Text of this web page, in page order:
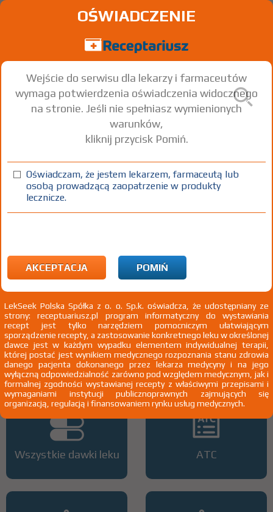
Ciclosporin
kaps. elastyczne 100 mg 50 szt. Doustnie
100%
R(1) 75+(2) DZ(3)
wskazania przy opisie leku) Wskazania pozarejestracyjne: Choroby
autoimmunizacyjne inne niż określone w ChPL; anemia aplastyczna u
dzieci do 18 roku życia; nieswoiste zapalenie jelit u dzieci do 18 roku
życia; aplazja lub hipoplazja szpiku kostnego; białaczka z dużych
granularnych limfocytw T; wybiórcza aplazja ukadu
czerwonokrwinkowego; zespół aktywacji makrofagów; zesp
hemofagocytowy; małopytkowość oporna na leczenie; zesp
mielodysplastyczny - leczenie paliatywne; stan po przeszczepie
kończyny, rogówki, tkanek lub komórekPokaż wskazania chpl.
2)Pacjenci 65+
3)Pacjenci do ukończenia 18 roku życia
Wszystkie dawki leku ATC
OŚWIADCZENIE
Wejście do serwisu dla lekarzy i farmaceutów
wymaga potwierdzenia oświadczenia widocznego
na stronie. Jeśli nie spełniasz wymienionych
warunków,
kliknij przycisk Pomiń.
Oświadczam, że jestem lekarzem, farmaceutą lub
osobą prowadzącą zaopatrzenie w produkty
lecznicze.
AKCEPTACJA POMIŃ
LekSeek Polska Spółka z o. o. Sp.k. oświadcza, że udostępniany ze
strony: receptuariusz.pl program informatyczny do wystawiania
recept jest tylko narzędziem pomocniczym ułatwiającym
sporządzenie recepty, a zastosowanie konkretnego leku w określonej
dawce jest w każdym wypadku elementem indywidualnej terapii,
której postać jest wynikiem medycznego rozpoznania stanu zdrowia
danego pacjenta dokonanego przez lekarza medycyny i na jego
wyłączną odpowiedzialność zarówno pod względem medycznym, jak i
formalnej zgodności wystawianej recepty z właściwymi przepisami i
wymaganiami instytucji publicznoprawnych zajmujących się
organizacją, regulacją i finansowaniem rynku usług medycznych.